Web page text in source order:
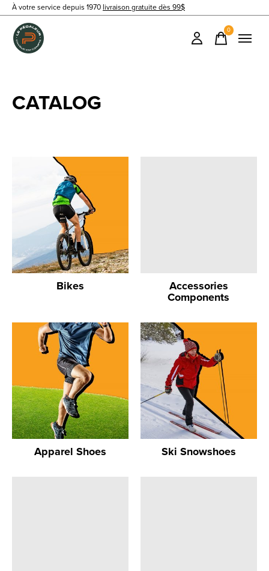
À votre service depuis 1970 livraison gratuite dès 99$
0items
CATALOG
Bikes Accessories
Components
Apparel Shoes Ski Snowshoes